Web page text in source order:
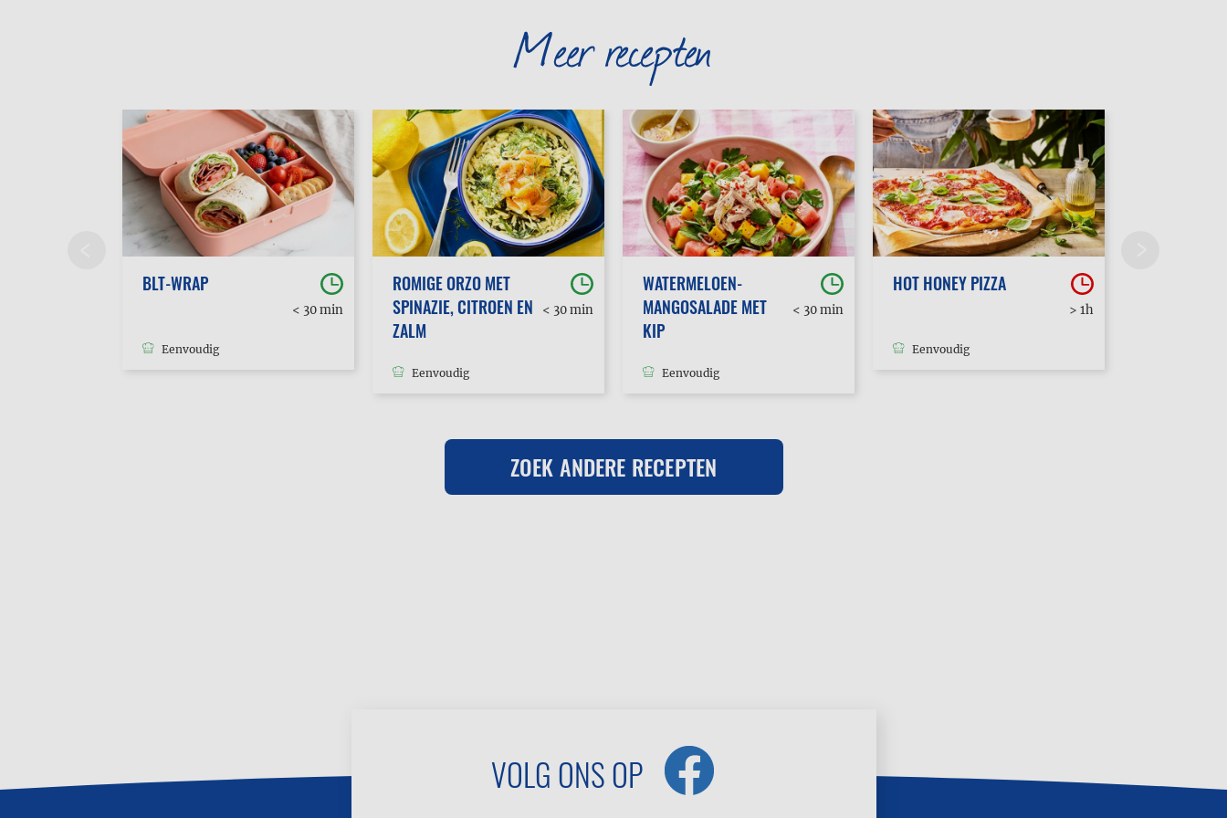
Meer recepten
BLT-WRAP
< 30 min
Eenvoudig
ROMIGE ORZO MET
SPINAZIE, CITROEN EN
ZALM
< 30 min
Eenvoudig
WATERMELOEN-
MANGOSALADE MET
KIP
< 30 min
Eenvoudig
HOT HONEY PIZZA
> 1h
Eenvoudig
ZOEK ANDERE RECEPTEN
VOLG ONS OP